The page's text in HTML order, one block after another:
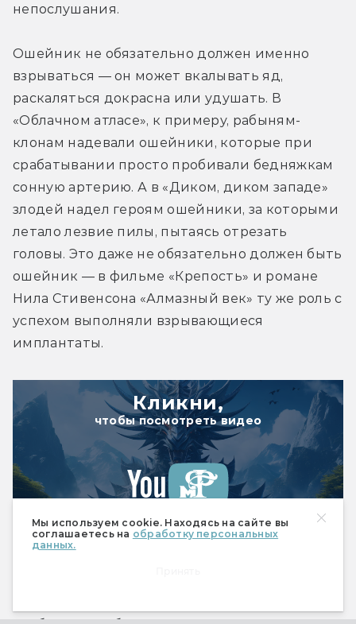
Мы используем cookie. Находясь на сайте вы
соглашаетесь на обработку персональных
данных.
непослушания.
Ошейник не обязательно должен именно
взрываться — он может вкалывать яд,
раскаляться докрасна или удушать. В
«Облачном атласе», к примеру, рабыням-
клонам надевали ошейники, которые при
срабатывании просто пробивали бедняжкам
сонную артерию. А в «Диком, диком западе»
злодей надел героям ошейники, за которыми
летало лезвие пилы, пытаясь отрезать
головы. Это даже не обязательно должен быть
ошейник — в фильме «Крепость» и романе
Нила Стивенсона «Алмазный век» ту же роль с
успехом выполняли взрывающиеся
имплантаты.
Кликни,
чтобы посмотреть видео
Почему-то с IP адресов других стран ничего не тормозит